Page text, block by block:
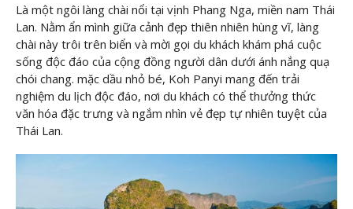
Là một ngôi làng chài nổi tại vịnh Phang Nga, miền nam Thái
Lan. Nằm ẩn mình giữa cảnh đẹp thiên nhiên hùng vĩ, làng
chài này trôi trên biển và mời gọi du khách khám phá cuộc
sống độc đáo của cộng đồng người dân dưới ánh nắng quạ
chói chang. mặc dầu nhỏ bé, Koh Panyi mang đến trải
nghiệm du lịch độc đáo, nơi du khách có thể thưởng thức
văn hóa đặc trưng và ngắm nhìn vẻ đẹp tự nhiên tuyệt của
Thái Lan.